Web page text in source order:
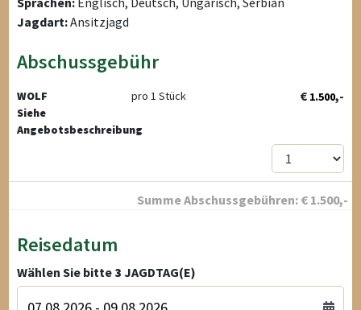
Jagdart:Ansitzjagd
Abschussgebühr
WOLF
Siehe
Angebotsbeschreibung
pro 1 Stück € 1.500,-
Summe Abschussgebühren: € 1.500,-
Reisedatum
Wählen Sie bitte 3 JAGDTAG(E)